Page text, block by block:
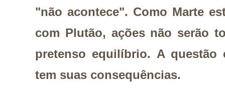
"não acontece". Como Marte
com Plutão, ações não serão
pretenso equilíbrio. A questão
tem suas consequências.